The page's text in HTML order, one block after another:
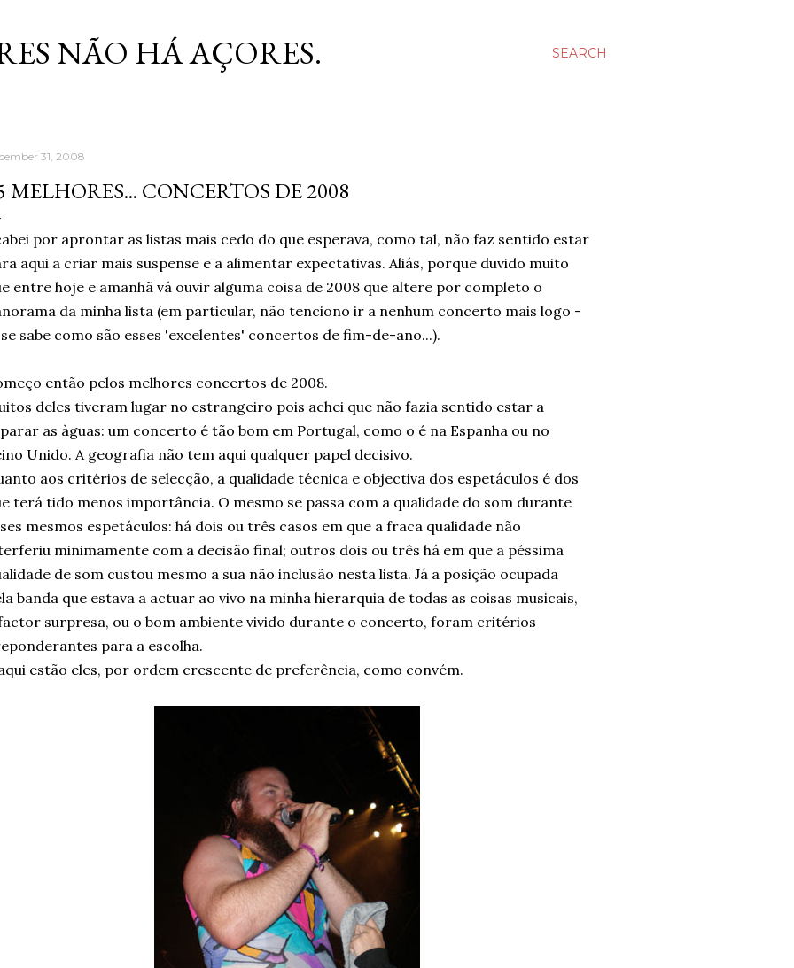
SEARCH
NÃO HÁ AÇORES.
31, 2008
MELHORES... CONCERTOS DE 2008
por aprontar as listas mais cedo do que esperava, como tal, não faz sentido estar
aqui a criar mais suspense e a alimentar expectativas. Aliás, porque duvido muito
entre hoje e amanhã vá ouvir alguma coisa de 2008 que altere por completo o
da minha lista (em particular, não tenciono ir a nenhum concerto mais logo -
sabe como são esses 'excelentes' concertos de fim-de-ano...).
então pelos melhores concertos de 2008.
deles tiveram lugar no estrangeiro pois achei que não fazia sentido estar a
as àguas: um concerto é tão bom em Portugal, como o é na Espanha ou no
Unido. A geografia não tem aqui qualquer papel decisivo.
aos critérios de selecção, a qualidade técnica e objectiva dos espetáculos é dos
terá tido menos importância. O mesmo se passa com a qualidade do som durante
mesmos espetáculos: há dois ou três casos em que a fraca qualidade não
minimamente com a decisão final; outros dois ou três há em que a péssima
de som custou mesmo a sua não inclusão nesta lista. Já a posição ocupada
banda que estava a actuar ao vivo na minha hierarquia de todas as coisas musicais,
surpresa, ou o bom ambiente vivido durante o concerto, foram critérios
para a escolha.
estão eles, por ordem crescente de preferência, como convém.